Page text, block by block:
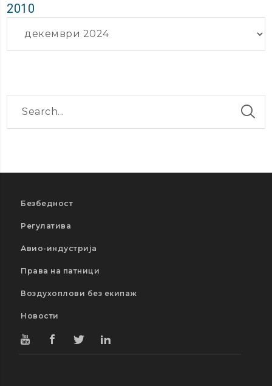
2010
Безбедност
Регулатива
Авио-индустрија
Права на патници
Воздухоплови без екипаж
Новости